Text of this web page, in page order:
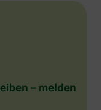
– melden